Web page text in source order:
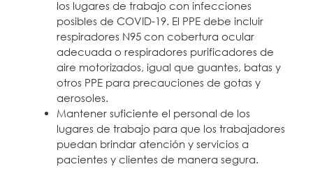
los lugares de trabajo con infecciones
posibles de COVID-19. El PPE debe incluir
respiradores N95 con cobertura ocular
adecuada o respiradores purificadores de
aire motorizados, igual que guantes, batas y
otros PPE para precauciones de gotas y
aerosoles.
Mantener suficiente el personal de los
lugares de trabajo para que los trabajadores
puedan brindar atención y servicios a
pacientes y clientes de manera segura.